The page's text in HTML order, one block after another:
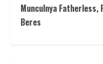
Munculnya Fatherless,
Beres